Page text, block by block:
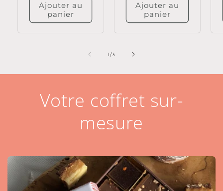
Ajouter au
panier
Ajouter au
panier
1/de
3
Votre coffret sur-
mesure